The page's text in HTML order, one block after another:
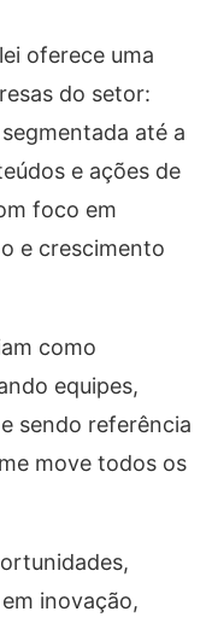
oferece uma
do setor:
até a
e ações de
foco em
e crescimento
como
equipes,
sendo referência
move todos os
inovação,